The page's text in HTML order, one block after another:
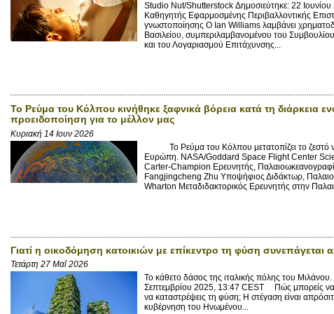
Studio Nut/Shutterstock Δημοσιεύτηκε: 22
Καθηγητής Εφαρμοσμένης Περιβαλλοντικής
γνωστοποίησης Ο Ian Williams λαμβάνει
Βασιλείου, συμπεριλαμβανομένου του
και του Λογαριασμού Επιτάχυνσης...
Το Ρεύμα του Κόλπου κινήθηκε ξαφνικά βόρεια κατά τη διάρκεια
προειδοποίηση για το μέλλον μας
Κυριακή 14 Ιουν 2026
Το Ρεύμα του Κόλπου μετατοπίζει το ζεστό
Ευρώπη. NASA/Goddard Space Flight Center
Carter-Champion Ερευνητής,
Fangjingcheng Zhu Υποψήφιος Διδάκτωρ,
Wharton Μεταδιδακτορικός Ερευνητής στην
Γιατί η οικοδόμηση κατοικιών με επίκεντρο τη φύση συνεπάγεται
Τετάρτη 27 Μαΐ 2026
Το κάθετο δάσος της ιταλικής πόλης του
Σεπτεμβρίου 2025, 13:47 CEST Πώς μπορείς να
να καταστρέψεις τη φύση; Η στέγαση είναι
κυβέρνηση του Ηνωμένου...